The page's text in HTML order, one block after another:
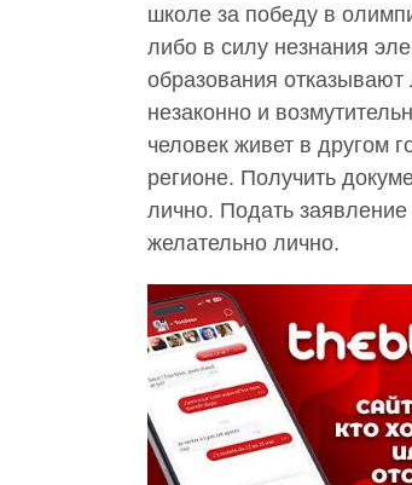
школе за победу в
либо в силу незнания
образования
незаконно и
человек живет в другом
регионе. Получить
лично. Подать
желательно лично.